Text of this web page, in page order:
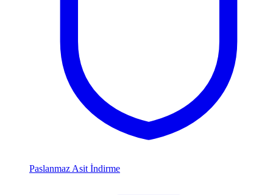
Paslanmaz Asit İndirme